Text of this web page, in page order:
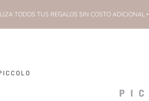
TODOS TUS REGALOS SIN COSTO ADICIONAL